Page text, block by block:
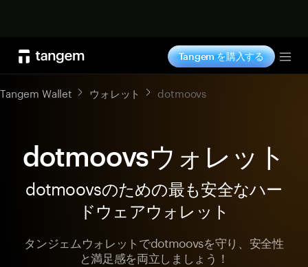
Tangem を購入する
Tangem Wallet ウォレット dotmoovs
dotmoovsウォレット
dotmoovsのための最も安全なハー
ドウェアウォレット
タンジェムウォレットでdotmoovsを守り、安全性
と満足感を両立しましょう！